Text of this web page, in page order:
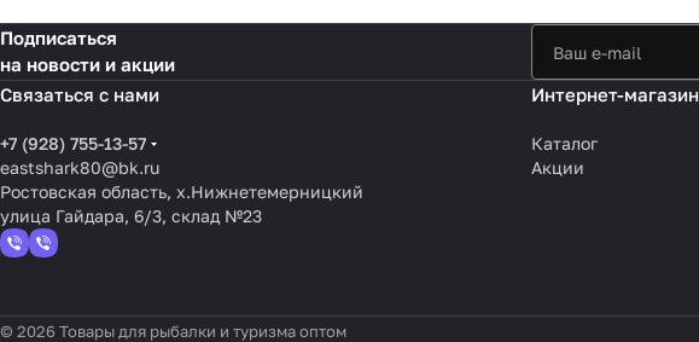
Подписаться
на новости и акции
Связаться с нами
+7 (928) 755-13-57
eastshark80@bk.ru
Ростовская область, х.Нижнетемерницкий
улица Гайдара, 6/3, склад №23
Интернет-магазин
Каталог
Акции
© 2026 Товары для рыбалки и туризма оптом